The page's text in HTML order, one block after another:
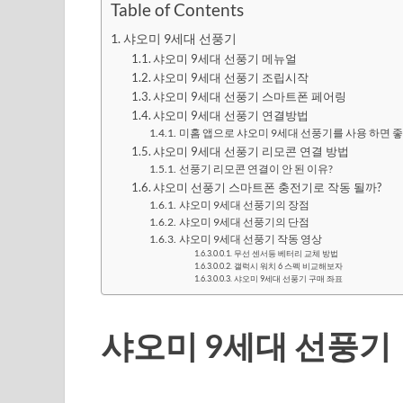
Table of Contents
샤오미 9세대 선풍기
샤오미 9세대 선풍기 메뉴얼
샤오미 9세대 선풍기 조립시작
샤오미 9세대 선풍기 스마트폰 페어링
샤오미 9세대 선풍기 연결방법
미홈 앱으로 샤오미 9세대 선풍기를 사용 하면
샤오미 9세대 선풍기 리모콘 연결 방법
선풍기 리모콘 연결이 안 된 이유?
샤오미 선풍기 스마트폰 충전기로 작동 될까?
샤오미 9세대 선풍기의 장점
샤오미 9세대 선풍기의 단점
샤오미 9세대 선풍기 작동 영상
무선 센서등 베터리 교체 방법
갤럭시 워치 6 스펙 비교해보자
샤오미 9세대 선풍기 구매 좌표
샤오미 9세대 선풍기